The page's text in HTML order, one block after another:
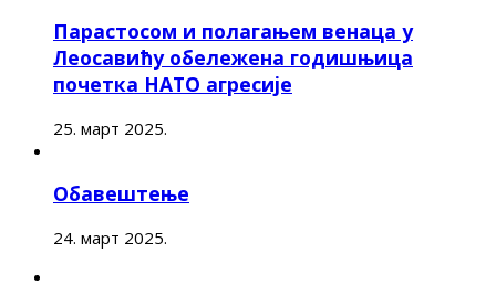
Парастосом и полагањем венаца у
Леосавићу обележена годишњица
почетка НАТО агресије
25. март 2025.
Обавештење
24. март 2025.